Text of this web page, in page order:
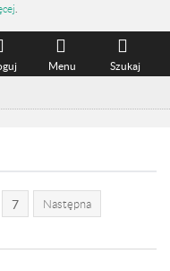
Szukaj
Menu
7 Następna